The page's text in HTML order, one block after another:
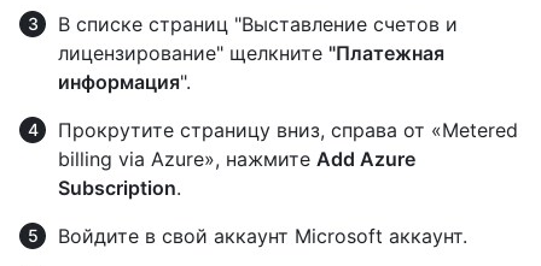
В списке страниц "Выставление счетов и
лицензирование" щелкните "Платежная
информация".
Прокрутите страницу вниз, справа от «Metered
billing via Azure», нажмите Add Azure
Subscription.
Войдите в свой аккаунт Microsoft аккаунт.